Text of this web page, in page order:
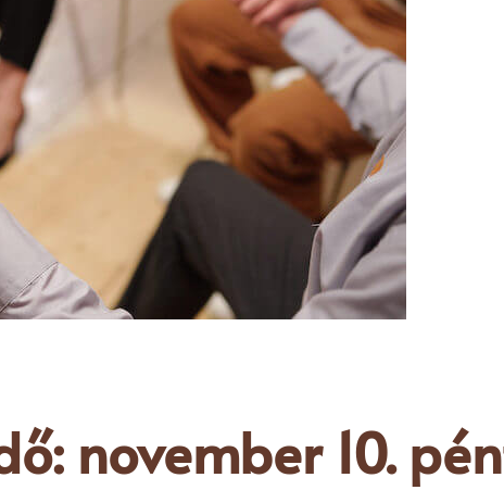
november 10.